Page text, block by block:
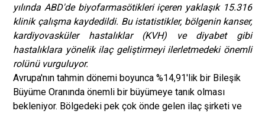
yılında ABD'de biyofarmasötikleri içeren yaklaşık 15.316
klinik çalışma kaydedildi. Bu istatistikler, bölgenin kanser,
kardiyovasküler hastalıklar (KVH) ve diyabet gibi
hastalıklara yönelik ilaç geliştirmeyi ilerletmedeki önemli
rolünü vurguluyor.
Avrupa'nın tahmin dönemi boyunca %14,91'lik bir Bileşik
Büyüme Oranında önemli bir büyümeye tanık olması
bekleniyor. Bölgedeki pek çok önde gelen ilaç şirketi ve